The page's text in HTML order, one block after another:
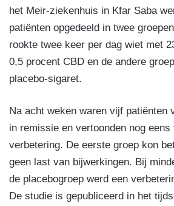
het Meir-ziekenhuis in Kfar Saba
patiënten opgedeeld in twee
rookte twee keer per dag wiet met
0,5 procent CBD en de andere
placebo-sigaret.
Na acht weken waren vijf patiënten
in remissie en vertoonden nog
verbetering. De eerste groep kon
geen last van bijwerkingen. Bij
de placebogroep werd een
De studie is gepubliceerd in het